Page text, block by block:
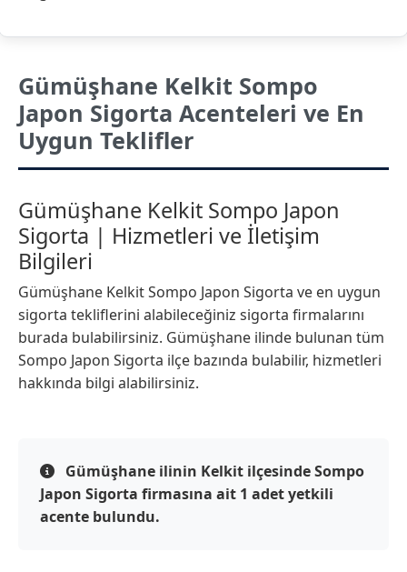
Gümüşhane Kelkit Sompo
Japon Sigorta Acenteleri ve En
Uygun Teklifler
Gümüşhane Kelkit Sompo Japon
Sigorta | Hizmetleri ve İletişim
Bilgileri
Gümüşhane Kelkit Sompo Japon Sigorta ve en uygun
sigorta tekliflerini alabileceğiniz sigorta firmalarını
burada bulabilirsiniz. Gümüşhane ilinde bulunan tüm
Sompo Japon Sigorta ilçe bazında bulabilir, hizmetleri
hakkında bilgi alabilirsiniz.
Gümüşhane ilinin Kelkit ilçesinde Sompo
Japon Sigorta firmasına ait 1 adet yetkili
acente bulundu.